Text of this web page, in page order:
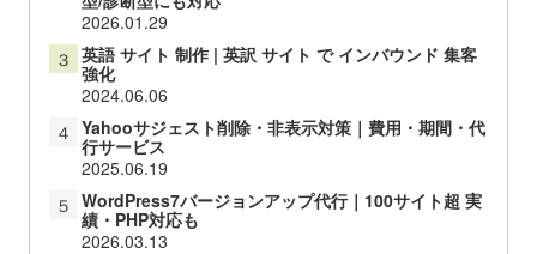
2026.01.29
３ 英語 サイト 制作 | 英訳 サイト で インバウンド 集客
強化
2024.06.06
４ Yahooサジェスト削除・非表示対策｜費用・期間・代
行サービス
2025.06.19
５ WordPress7バージョンアップ代行｜100サイト超 実
績・PHP対応も
2026.03.13